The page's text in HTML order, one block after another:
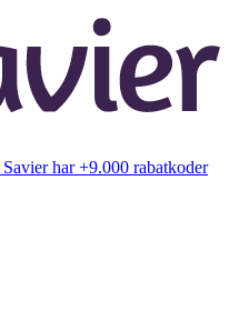
Savier har +9.000 rabatkoder